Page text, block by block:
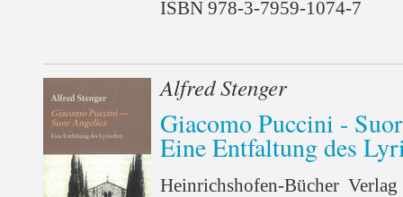
ISBN 978-3-7959-1074-7
Alfred Stenger
Giacomo Puccini -
Eine Entfaltung des
Heinrichshofen-Bücher